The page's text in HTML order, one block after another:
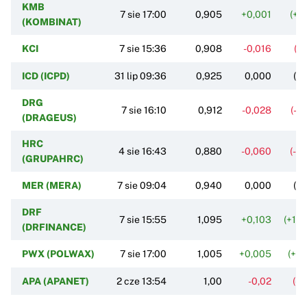
KMB
(KOMBINAT)
7 sie 17:00 0,905 +0,001
KCI 7 sie 15:36 0,908 -0,016 (-
ICD (ICPD) 31 lip 09:36 0,925 0,000
DRG
(DRAGEUS)
7 sie 16:10 0,912 -0,028 (-
HRC
(GRUPAHRC)
4 sie 16:43 0,880 -0,060 (-
MER (MERA) 7 sie 09:04 0,940 0,000
DRF
(DRFINANCE)
7 sie 15:55 1,095 +0,103
PWX (POLWAX) 7 sie 17:00 1,005 +0,005
APA (APANET) 2 cze 13:54 1,00 -0,02 (-